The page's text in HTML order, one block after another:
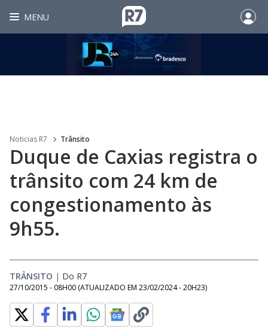
MENU
Noticias R7 Trânsito
Duque de Caxias registra o
trânsito com 24 km de
congestionamento às
9h55.
TRÂNSITO | Do R7
27/10/2015 - 08H00 (ATUALIZADO EM 23/02/2024 - 20H23)